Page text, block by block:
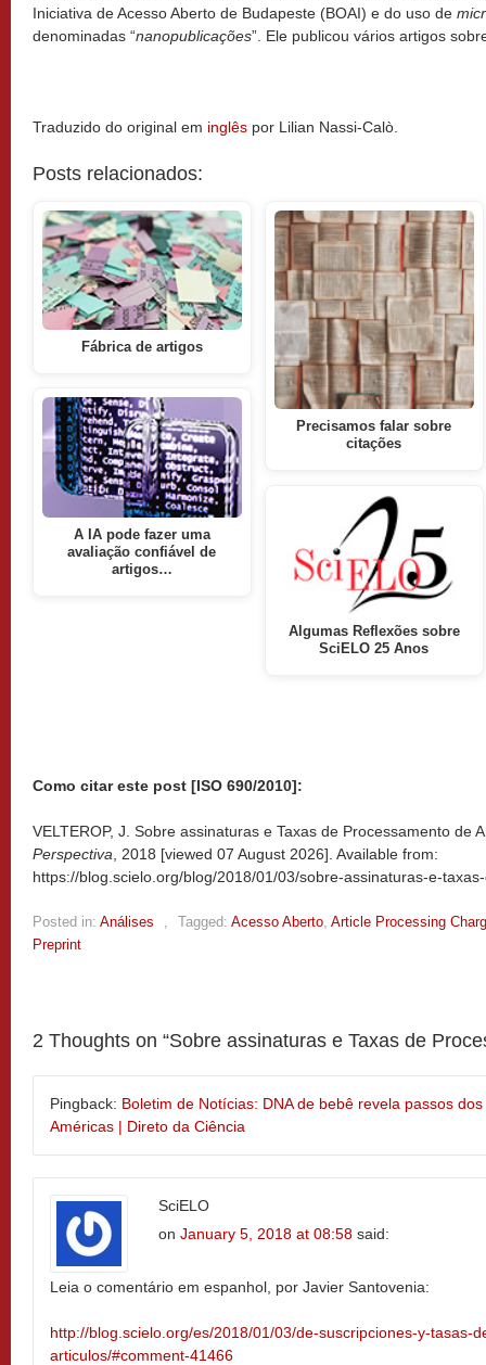
Iniciativa de Acesso Aberto de Budapeste (BOAI) e do uso de
denominadas “nanopublicações”. Ele publicou vários artigos
Traduzido do original em inglês por Lilian Nassi-Calò.
Posts relacionados:
Fábrica de artigos
A IA pode fazer uma
avaliação confiável de
artigos…
Precisamos falar sobre
citações
Algumas Reflexões sobre
SciELO 25 Anos
Como citar este post [ISO 690/2010]:
VELTEROP, J. Sobre assinaturas e Taxas de Processamento de
Perspectiva , 2018 [viewed 07 August 2026]. Available from:
https://blog.scielo.org/blog/2018/01/03/sobre-assinaturas-e-
Posted in: Análises Tagged: Acesso Aberto Article Processing
Preprint
2 Thoughts on “Sobre assinaturas e Taxas de
Pingback: Boletim de Notícias: DNA de bebê revela passos
Américas | Direto da Ciência
SciELO
on January 5, 2018 at 08:58 said:
Leia o comentário em espanhol, por Javier Santovenia:
http://blog.scielo.org/es/2018/01/03/de-suscripciones-y-tasas-
articulos/#comment-41466